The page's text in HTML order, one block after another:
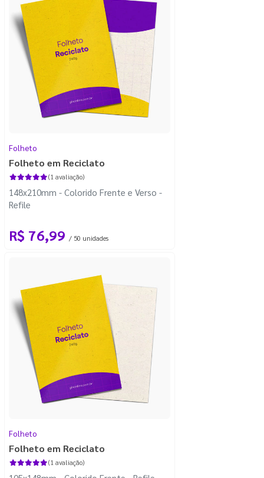
Folheto
Folheto em Reciclato
(1 avaliação)
148x210mm - Colorido Frente e Verso -
Refile
R$ 76,99 / 50 unidades
Folheto
Folheto em Reciclato
(1 avaliação)